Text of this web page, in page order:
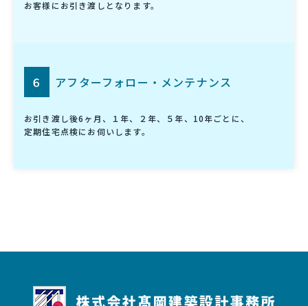
お客様にお引き渡しとなります。
６ アフターフォロー・メンテナンス
お引き渡し後6ヶ月、１年、２年、５年、10年ごとに、
定期住宅点検にお伺いします。